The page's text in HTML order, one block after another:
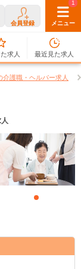
会員登録 メニュー
0
求人
1
最近見た求人
介護職・ヘルパー求人